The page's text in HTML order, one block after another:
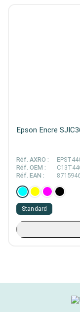
Epson Encre
Réf. AXRO :
Réf. OEM :
Réf. EAN :
Standard